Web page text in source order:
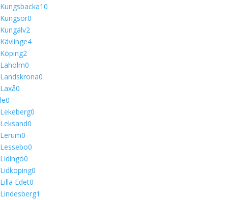
Kungsbacka10
Kungsör0
Kungälv2
Kävlinge4
Köping2
Laholm0
Landskrona0
Laxå0
le0
Lekeberg0
Leksand0
Lerum0
Lessebo0
Lidingö0
Lidköping0
Lilla Edet0
Lindesberg1